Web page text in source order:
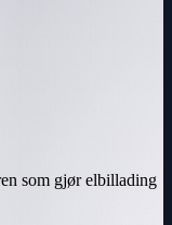
som gjør elbillading